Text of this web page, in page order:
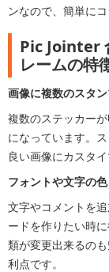
ンなので、簡単に
Pic Jointer
レームの特
画像に複数のスタ
複数のステッカー
になっています。
良い画像にカスタ
フォントや文字の
文字やコメントを
ードを作りたい時
類が変更出来るの
利点です。